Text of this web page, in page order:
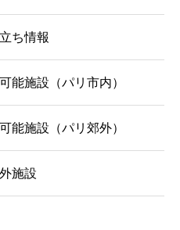
ち情報
能施設（パリ市内）
能施設（パリ郊外）
施設